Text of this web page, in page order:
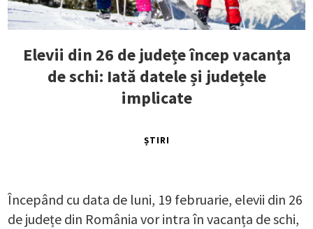
Elevii din 26 de județe încep vacanța
de schi: Iată datele și județele
implicate
ȘTIRI
Începând cu data de luni, 19 februarie, elevii din 26
de județe din România vor intra în vacanța de schi,